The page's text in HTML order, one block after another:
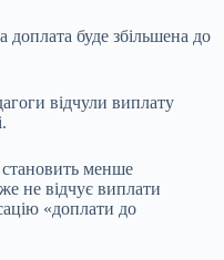
доплата буде збільшена до
відчули виплату
менше
не відчує виплати
«доплати до